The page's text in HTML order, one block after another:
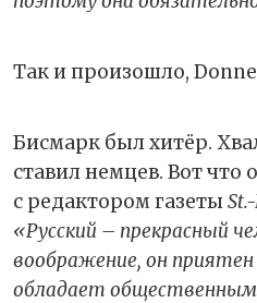
Так и произошло,
Бисмарк был хитёр.
ставил немцев. Вот что
с редактором газеты
«Русский – прекрасный
воображение, он
обладает